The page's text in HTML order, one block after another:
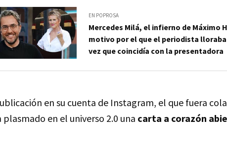
EN POPROSA
Mercedes Milá, el infierno de Máximo
motivo por el que el periodista
vez que coincidía con la presentadora
en su cuenta de Instagram, el que fuera
plasmado en el universo 2.0 una carta a corazón